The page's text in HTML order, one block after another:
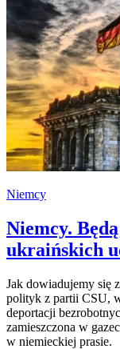
Niemcy
Niemcy.
ukraińskich
Jak dowiadujemy się
polityk z partii CSU,
deportacji
zamieszczona w
w niemieckiej prasie.